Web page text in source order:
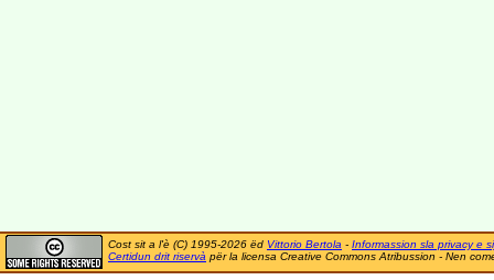
Cost sit a l'è (C) 1995-2026 ëd Vittorio Bertola - Informassion sla privacy e
Certidun drit riservà për la licensa Creative Commons Atribussion - Nen